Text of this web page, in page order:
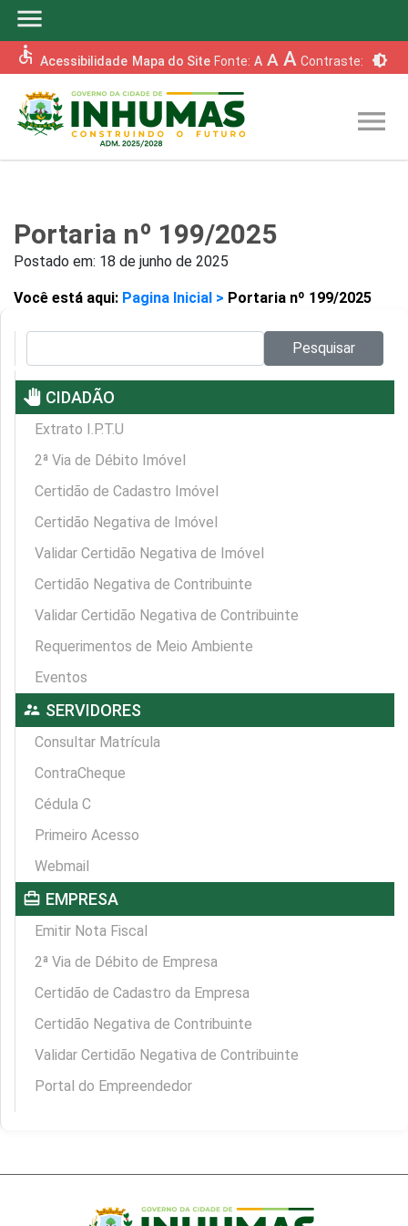
menu
accessible Acessibilidade Mapa do Site Fonte: A A A Contraste: brightness_6
menu
Portaria nº 199/2025
Postado em: 18 de junho de 2025
Você está aqui: Pagina Inicial > Portaria nº 199/2025
Pesquisar
pan_tool CIDADÃO
Extrato I.P.T.U
2ª Via de Débito Imóvel
Certidão de Cadastro Imóvel
Certidão Negativa de Imóvel
Validar Certidão Negativa de Imóvel
Certidão Negativa de Contribuinte
Validar Certidão Negativa de Contribuinte
Requerimentos de Meio Ambiente
Eventos
supervisor_account SERVIDORES
Consultar Matrícula
ContraCheque
Cédula C
Primeiro Acesso
Webmail
card_travel EMPRESA
Emitir Nota Fiscal
2ª Via de Débito de Empresa
Certidão de Cadastro da Empresa
Certidão Negativa de Contribuinte
Validar Certidão Negativa de Contribuinte
Portal do Empreendedor